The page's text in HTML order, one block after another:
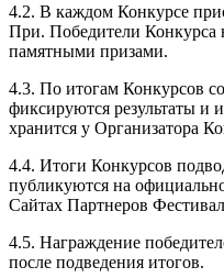
4.2. В каждом Конкурсе
При. Победители
памятными призами.
4.3. По итогам Конкурсов
фиксируются результаты и
хранится у Организатора
4.4. Итоги Конкурсов
публикуются на
Сайтах Партнеров
4.5. Награждение
после подведения итогов.